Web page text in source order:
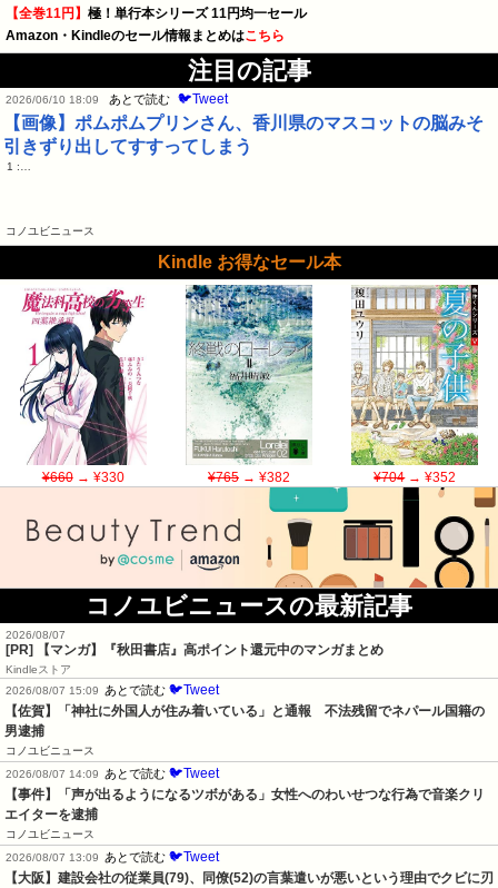
【全巻11円】 極！単行本シリーズ 11円均一セール
Amazon・Kindleのセール情報まとめはこちら
注目の記事
2026/06/10 18:09 あとで読む 🐦Tweet
【画像】ポムポムプリンさん、香川県のマスコットの脳みそ
引きずり出してすすってしまう
1 :…
コノユビニュース
Kindle お得なセール本
¥660→ ¥330 ¥765→ ¥382 ¥704→ ¥352
コノユビニュースの最新記事
2026/08/07
[PR] 【マンガ】『秋田書店』高ポイント還元中のマンガまとめ
Kindleストア
2026/08/07 15:09
あとで読む 🐦Tweet
【佐賀】「神社に外国人が住み着いている」と通報　不法残留でネパール国籍の
男逮捕
コノユビニュース
2026/08/07 14:09
あとで読む 🐦Tweet
【事件】「声が出るようになるツボがある」女性へのわいせつな行為で音楽クリ
エイターを逮捕
コノユビニュース
2026/08/07 13:09
あとで読む 🐦Tweet
【大阪】建設会社の従業員(79)、同僚(52)の言葉遣いが悪いという理由でクビに刃